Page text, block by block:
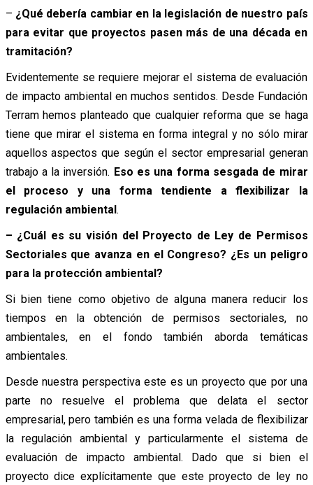
– ¿Qué debería cambiar en la legislación de nuestro país
para evitar que proyectos pasen más de una década en
tramitación?
Evidentemente se requiere mejorar el sistema de evaluación
de impacto ambiental en muchos sentidos. Desde Fundación
Terram hemos planteado que cualquier reforma que se haga
tiene que mirar el sistema en forma integral y no sólo mirar
aquellos aspectos que según el sector empresarial generan
trabajo a la inversión. Eso es una forma sesgada de mirar
el proceso y una forma tendiente a flexibilizar la
regulación ambiental.
– ¿Cuál es su visión del Proyecto de Ley de Permisos
Sectoriales que avanza en el Congreso? ¿Es un peligro
para la protección ambiental?
Si bien tiene como objetivo de alguna manera reducir los
tiempos en la obtención de permisos sectoriales, no
ambientales, en el fondo también aborda temáticas
ambientales.
Desde nuestra perspectiva este es un proyecto que por una
parte no resuelve el problema que delata el sector
empresarial, pero también es una forma velada de flexibilizar
la regulación ambiental y particularmente el sistema de
evaluación de impacto ambiental. Dado que si bien el
proyecto dice explícitamente que este proyecto de ley no